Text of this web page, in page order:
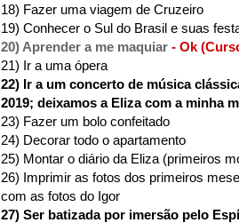
18) Fazer uma viagem de Cruzeiro
19) Conhecer o Sul do Brasil e suas
20) Aprender a me maquiar - Ok
21) Ir a uma ópera
22) Ir a um concerto de música
2019; deixamos a Eliza com a minha
23) Fazer um bolo confeitado
24) Decorar todo o apartamento
25) Montar o diário da Eliza (primeiros
26) Imprimir as fotos dos primeiros
com as fotos do Igor
27) Ser batizada por imersão pelo